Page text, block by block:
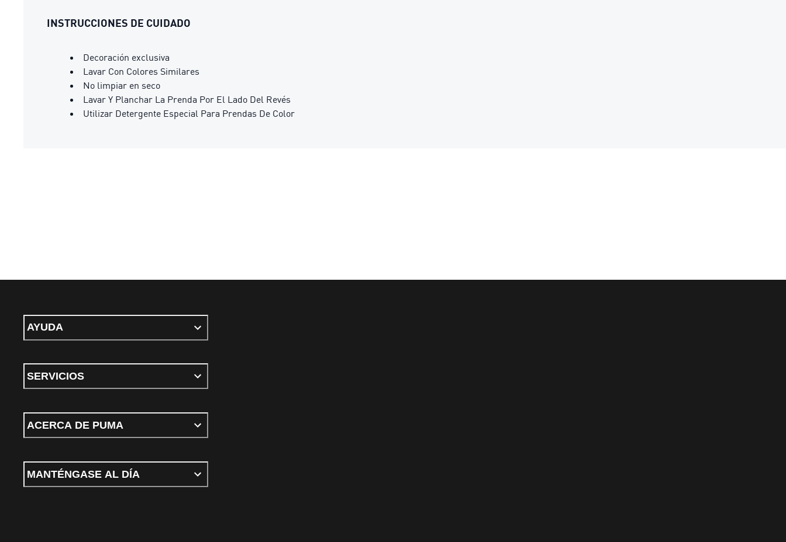
INSTRUCCIONES DE CUIDADO
Decoración exclusiva
Lavar Con Colores Similares
No limpiar en seco
Lavar Y Planchar La Prenda Por El Lado Del Revés
Utilizar Detergente Especial Para Prendas De Color
AYUDA
SERVICIOS
ACERCA DE PUMA
MANTÉNGASE AL DÍA